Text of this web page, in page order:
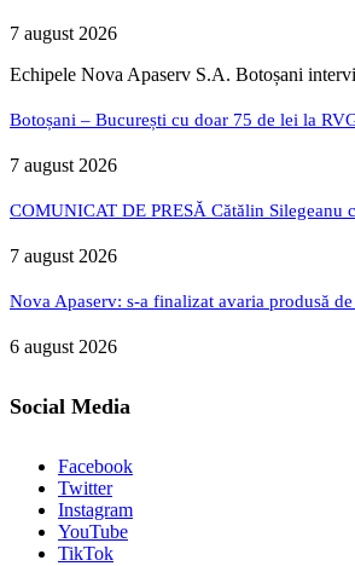
7 august 2026
Echipele Nova Apaserv S.A. Botoșani
Botoșani – București cu doar 75 de lei la
7 august 2026
COMUNICAT DE PRESĂ Cătălin Silegeanu
7 august 2026
Nova Apaserv: s-a finalizat avaria produsă
6 august 2026
Social Media
Facebook
Twitter
Instagram
YouTube
TikTok